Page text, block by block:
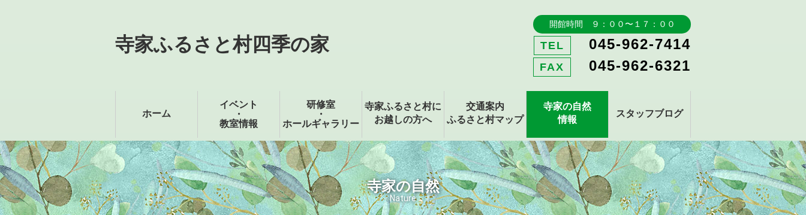
寺家ふるさと村四季の家
開館時間 ９：００〜１７：００
TEL 045-962-7414
FAX 045-962-6321
ホーム
イベント
・
教室情報
研修室
・
ホールギャラリー
寺家ふるさと村に
お越しの方へ
交通案内
ふるさと村マップ
寺家の自然
情報
スタッフブログ
寺家の自然
Nature